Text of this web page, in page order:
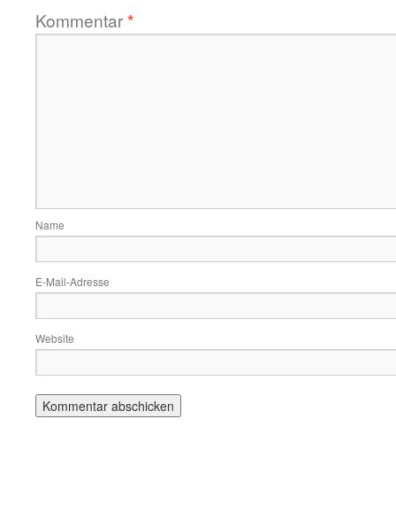
Kommentar*
Name
E-Mail-Adresse
Website